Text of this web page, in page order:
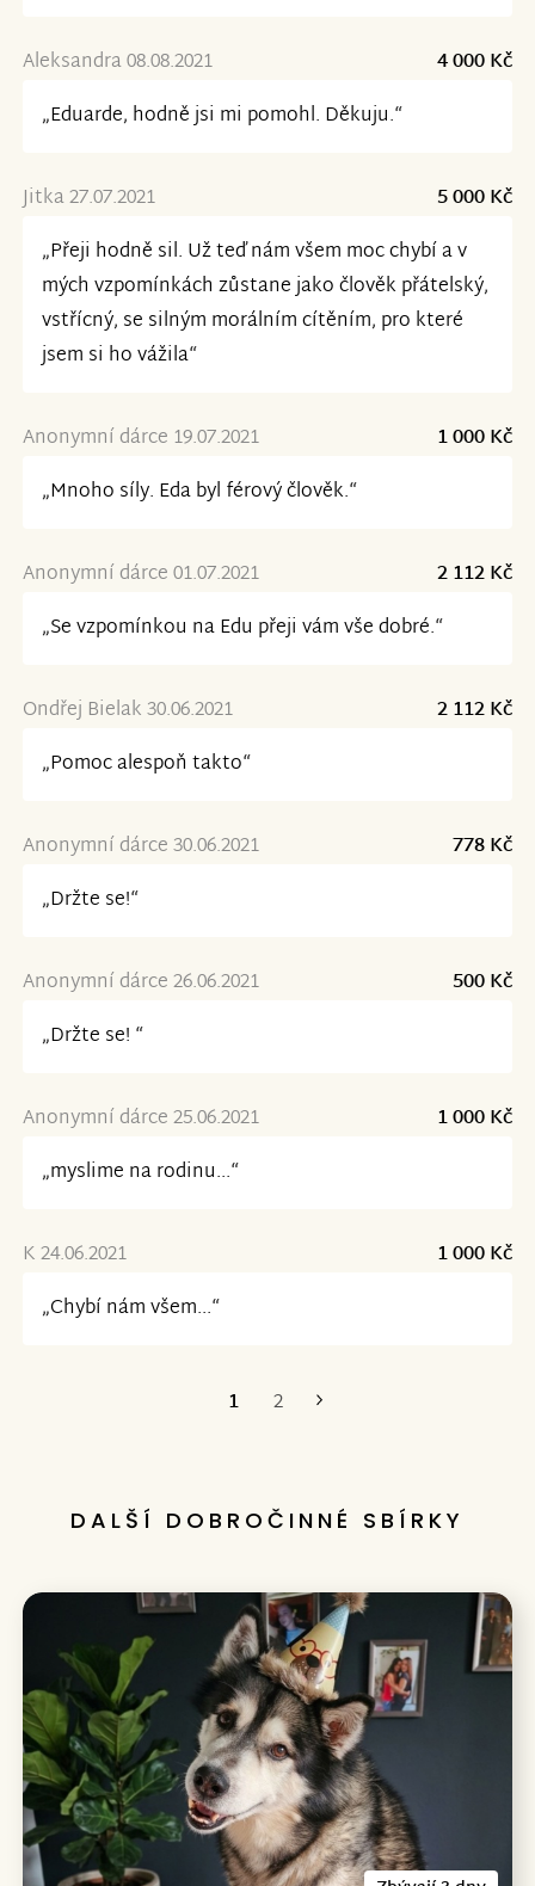
Aleksandra 08.08.2021
4 000 Kč
„Eduarde, hodně jsi mi pomohl. Děkuju.“
Jitka 27.07.2021
5 000 Kč
„Přeji hodně sil. Už teď nám všem moc chybí a v
mých vzpomínkách zůstane jako člověk přátelský,
vstřícný, se silným morálním cítěním, pro které
jsem si ho vážila“
Anonymní dárce 19.07.2021
1 000 Kč
„Mnoho síly. Eda byl férový člověk.“
Anonymní dárce 01.07.2021
2 112 Kč
„Se vzpomínkou na Edu přeji vám vše dobré.“
Ondřej Bielak 30.06.2021
2 112 Kč
„Pomoc alespoň takto“
Anonymní dárce 30.06.2021
778 Kč
„Držte se!“
Anonymní dárce 26.06.2021
500 Kč
„Držte se! “
Anonymní dárce 25.06.2021
1 000 Kč
„myslime na rodinu...“
K 24.06.2021
1 000 Kč
„Chybí nám všem...“
1 2
DALŠÍ DOBROČINNÉ SBÍRKY